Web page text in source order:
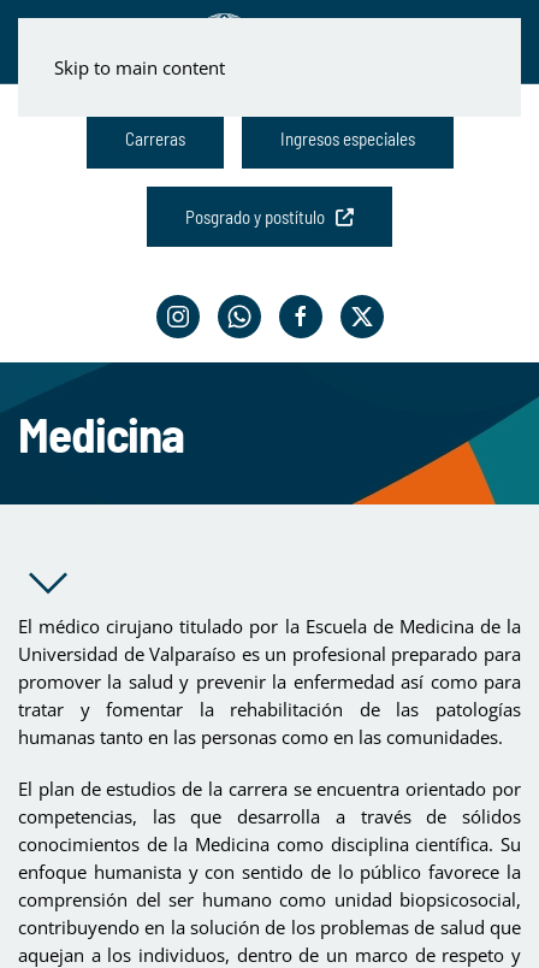
Skip to main content
Carreras Ingresos especiales
Posgrado y postítulo
Medicina
El médico cirujano titulado por la Escuela de Medicina de la
Universidad de Valparaíso es un profesional preparado para
promover la salud y prevenir la enfermedad así como para
tratar y fomentar la rehabilitación de las patologías
humanas tanto en las personas como en las comunidades.
El plan de estudios de la carrera se encuentra orientado por
competencias, las que desarrolla a través de sólidos
conocimientos de la Medicina como disciplina científica. Su
enfoque humanista y con sentido de lo público favorece la
comprensión del ser humano como unidad biopsicosocial,
contribuyendo en la solución de los problemas de salud que
aquejan a los individuos, dentro de un marco de respeto y